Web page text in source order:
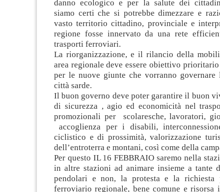
danno ecologico e per la salute dei
siamo certi che si potrebbe dimezzare e
vasto territorio cittadino, provinciale e
regione fosse innervato da una rete
trasporti ferroviari.
La riorganizzazione, e il rilancio della
area regionale deve essere obiettivo
per le nuove giunte che vorranno governare
città sarde.
Il buon governo deve poter garantire il buon
di sicurezza , agio ed economicità nel
promozionali per scolaresche, lavoratori,
accoglienza per i disabili,
ciclistico e di prossimità, valorizzazione
dell’entroterra e montani, così come della
Per questo IL 16 FEBBRAIO saremo nella
in altre stazioni ad animare insieme a tante
pendolari e non, la protesta e la richiesta
ferroviario regionale, bene comune e risorsa